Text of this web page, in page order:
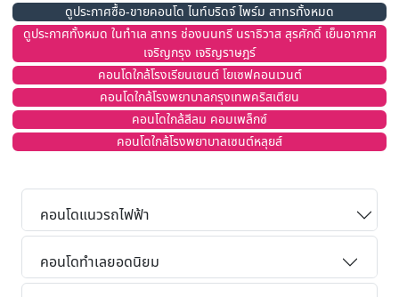
ดูประกาศซื้อ-ขายคอนโด ไนท์บริดจ์ ไพร์ม สาทรทั้งหมด
ดูประกาศทั้งหมด ในทำเล สาทร ช่องนนทรี นราธิวาส สุรศักดิ์ เย็นอากาศ
เจริญกรุง เจริญราษฎร์
คอนโดใกล้โรงเรียนเซนต์ โยเซฟคอนเวนต์
คอนโดใกล้โรงพยาบาลกรุงเทพคริสเตียน
คอนโดใกล้สีลม คอมเพล็กซ์
คอนโดใกล้โรงพยาบาลเซนต์หลุยส์
คอนโดแนวรถไฟฟ้า
คอนโดทำเลยอดนิยม